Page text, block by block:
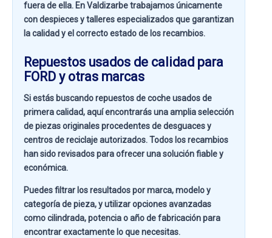
fuera de ella. EnValdizarbetrabajamos únicamente
con despieces y talleres especializados que garantizan
la calidad y el correcto estado de los recambios.
Repuestos usados de calidad para
FORD y otras marcas
Si estás buscandorepuestos de coche usados de
primera calidad, aquí encontrarás una amplia selección
de piezas originales procedentes de desguaces y
centros de reciclaje autorizados. Todos los recambios
han sido revisados para ofrecer una solución fiable y
económica.
Puedes filtrar los resultados pormarca, modelo y
categoría de pieza, y utilizar opciones avanzadas
comocilindrada, potencia o año de fabricaciónpara
encontrar exactamente lo que necesitas.